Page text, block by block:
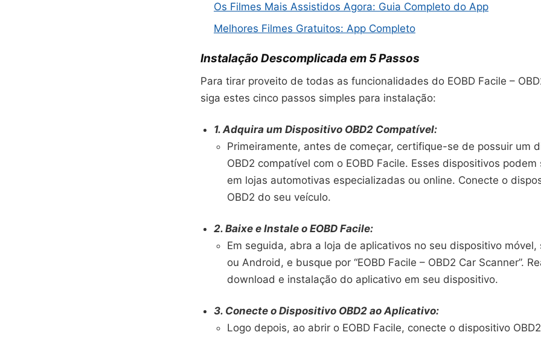
Os Filmes Mais Assistidos Agora: Guia Completo do App
Melhores Filmes Gratuitos: App Completo
Instalação Descomplicada em 5 Passos
Para tirar proveito de todas as funcionalidades do EOBD Facile –
siga estes cinco passos simples para instalação:
1. Adquira um Dispositivo OBD2 Compatível:
Primeiramente, antes de começar, certifique-se de possuir um
OBD2 compatível com o EOBD Facile. Esses dispositivos
em lojas automotivas especializadas ou online. Conecte o
OBD2 do seu veículo.
2. Baixe e Instale o EOBD Facile:
Em seguida, abra a loja de aplicativos no seu dispositivo móvel,
ou Android, e busque por “EOBD Facile – OBD2 Car Scanner”.
download e instalação do aplicativo em seu dispositivo.
3. Conecte o Dispositivo OBD2 ao Aplicativo:
Logo depois, ao abrir o EOBD Facile, conecte o dispositivo